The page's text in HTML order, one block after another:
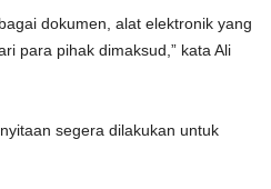
dokumen, alat elektronik yang
para pihak dimaksud,” kata Ali
segera dilakukan untuk